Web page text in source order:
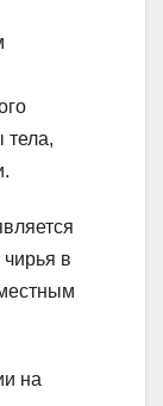
тела,
в
на